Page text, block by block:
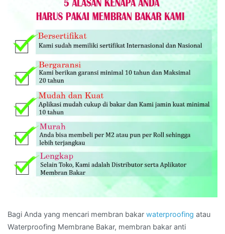
Bagi Anda yang mencari membran bakar waterproofing atau
Waterproofing Membrane Bakar, membran bakar anti